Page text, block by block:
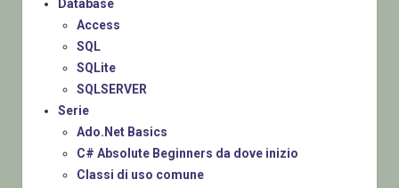
Database
Access
SQL
SQLite
SQLSERVER
Serie
Ado.Net Basics
C# Absolute Beginners da dove inizio
Classi di uso comune